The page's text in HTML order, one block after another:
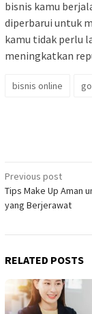
bisnis kamu
diperbarui untuk
kamu tidak perlu
meningkatkan
bisnis online
Post
navigation
Previous post
Tips Make Up Aman
yang Berjerawat
RELATED POSTS